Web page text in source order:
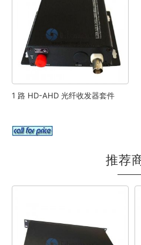
1 路 HD-AHD 光纤收发器套件
推荐